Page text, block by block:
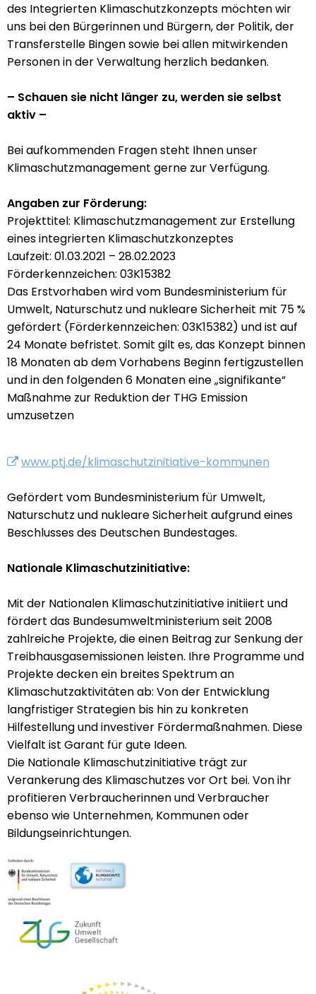
des Integrierten Klimaschutzkonzepts möchten wir
uns bei den Bürgerinnen und Bürgern, der Politik, der
Transferstelle Bingen sowie bei allen mitwirkenden
Personen in der Verwaltung herzlich bedanken.
– Schauen sie nicht länger zu, werden sie selbst
aktiv –
Bei aufkommenden Fragen steht Ihnen unser
Klimaschutzmanagement gerne zur Verfügung.
Angaben zur Förderung:
Projekttitel: Klimaschutzmanagement zur Erstellung
eines integrierten Klimaschutzkonzeptes
Laufzeit: 01.03.2021 – 28.02.2023
Förderkennzeichen: 03K15382
Das Erstvorhaben wird vom Bundesministerium für
Umwelt, Naturschutz und nukleare Sicherheit mit 75 %
gefördert (Förderkennzeichen: 03K15382) und ist auf
24 Monate befristet. Somit gilt es, das Konzept binnen
18 Monaten ab dem Vorhabens Beginn fertigzustellen
und in den folgenden 6 Monaten eine „signifikante“
Maßnahme zur Reduktion der THG Emission
umzusetzen
www.ptj.de/klimaschutzinitiative-kommunen
Gefördert vom Bundesministerium für Umwelt,
Naturschutz und nukleare Sicherheit aufgrund eines
Beschlusses des Deutschen Bundestages.
Nationale Klimaschutzinitiative:
Mit der Nationalen Klimaschutzinitiative initiiert und
fördert das Bundesumweltministerium seit 2008
zahlreiche Projekte, die einen Beitrag zur Senkung der
Treibhausgasemissionen leisten. Ihre Programme und
Projekte decken ein breites Spektrum an
Klimaschutzaktivitäten ab: Von der Entwicklung
langfristiger Strategien bis hin zu konkreten
Hilfestellung und investiver Fördermaßnahmen. Diese
Vielfalt ist Garant für gute Ideen.
Die Nationale Klimaschutzinitiative trägt zur
Verankerung des Klimaschutzes vor Ort bei. Von ihr
profitieren Verbraucherinnen und Verbraucher
ebenso wie Unternehmen, Kommunen oder
Bildungseinrichtungen.